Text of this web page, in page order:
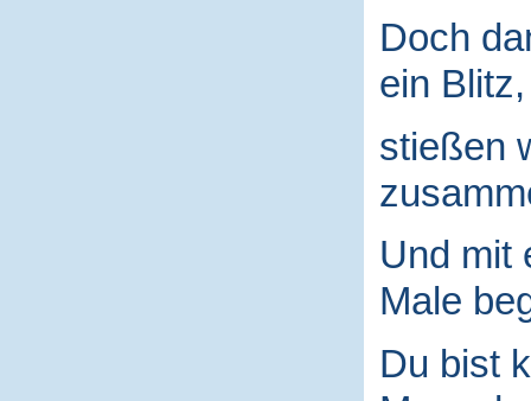
Doch
ein Blitz,
stießen
Und mit
Male
Du bist